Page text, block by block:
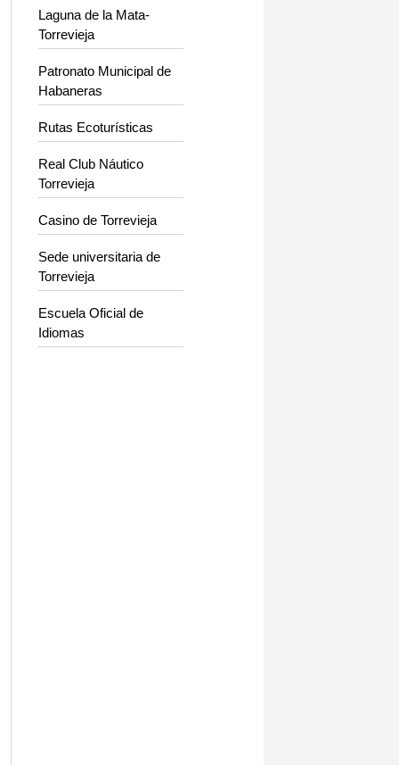
Laguna de la Mata-
Torrevieja
Patronato Municipal de
Habaneras
Rutas Ecoturísticas
Real Club Náutico
Torrevieja
Casino de Torrevieja
Sede universitaria de
Torrevieja
Escuela Oficial de
Idiomas